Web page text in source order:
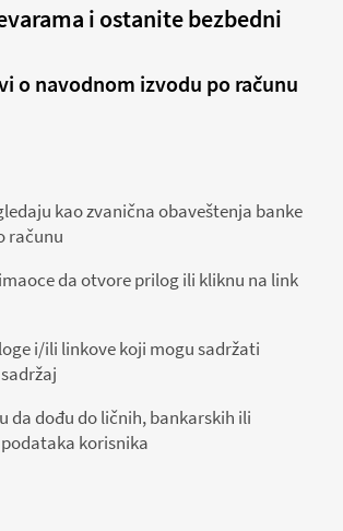
i ostanite bezbedni
o navodnom izvodu po računu
kao zvanična obaveštenja banke
računu
da otvore prilog ili kliknu na link
i/ili linkove koji mogu sadržati
da dođu do ličnih, bankarskih ili
korisnika